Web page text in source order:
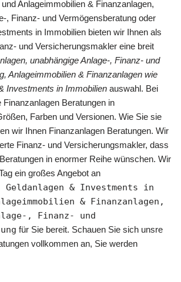
Anlageimmobilien & Finanzanlagen,
, Finanz- und Vermögensberatung oder
in Immobilien bieten wir Ihnen als
und Versicherungsmakler eine breit
unabhängige Anlage-, Finanz- und
Anlageimmobilien & Finanzanlagen wie
Investments in Immobilien auswahl. Bei
Beratungen in
Farben und Versionen. Wie Sie sie
wir Ihnen Finanzanlagen Beratungen. Wir
Finanz- und Versicherungsmakler, dass
in enormer Reihe wünschen. Wir
ein großes Angebot an
Geldanlagen & Investments in
& Finanzanlagen,
, Finanz- und
für Sie bereit. Schauen Sie sich unsre
vollkommen an, Sie werden